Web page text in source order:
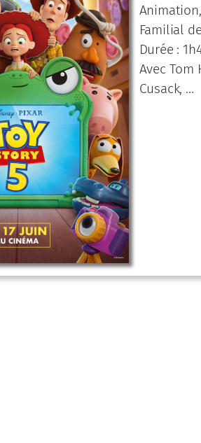
Familial
Durée :
Avec Tom
Cusack, …